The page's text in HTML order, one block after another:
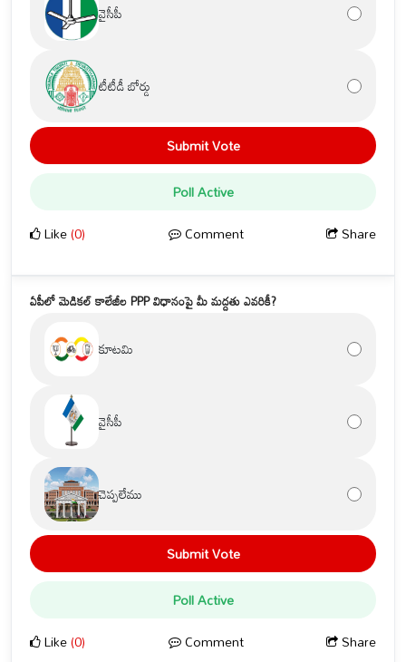
వైసీపీ
టీటీడీ బోర్డు
Submit Vote
Poll Active
Like(0) Comment Share
ఏపీలో మెడికల్ కాలేజీల PPP విధానంపై మీ మద్దతు ఎవరికీ?
కూటమి
వైసీపీ
చెప్పలేము
Submit Vote
Poll Active
Like(0) Comment Share